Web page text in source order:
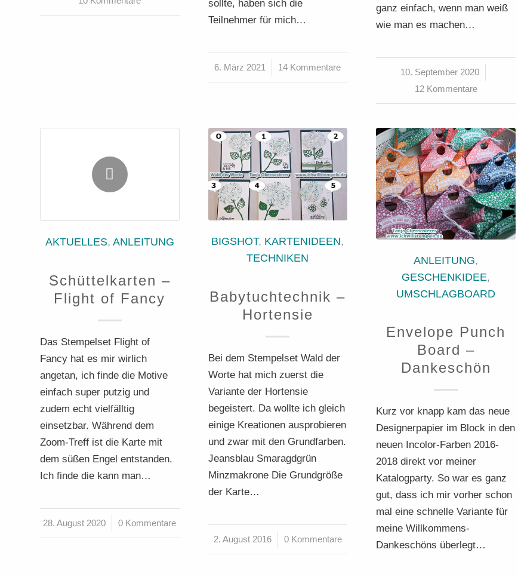
sollte, haben sich die
Teilnehmer für mich…
6. März 2021
/ 14 Kommentare
ganz einfach, wenn man weiß
wie man es machen…
10. September 2020
/
12 Kommentare
AKTUELLES, ANLEITUNG
Schüttelkarten –
Flight of Fancy
Das Stempelset Flight of
Fancy hat es mir wirlich
angetan, ich finde die Motive
einfach super putzig und
zudem echt vielfälltig
einsetzbar. Während dem
Zoom-Treff ist die Karte mit
dem süßen Engel entstanden.
Ich finde die kann man…
28. August 2020
/ 0 Kommentare
BIGSHOT, KARTENIDEEN,
TECHNIKEN
Babytuchtechnik –
Hortensie
Bei dem Stempelset Wald der
Worte hat mich zuerst die
Variante der Hortensie
begeistert. Da wollte ich gleich
einige Kreationen ausprobieren
und zwar mit den Grundfarben.
Jeansblau Smaragdgrün
Minzmakrone Die Grundgröße
der Karte…
2. August 2016
/ 0 Kommentare
ANLEITUNG,
GESCHENKIDEE,
UMSCHLAGBOARD
Envelope Punch
Board –
Dankeschön
Kurz vor knapp kam das neue
Designerpapier im Block in den
neuen Incolor-Farben 2016-
2018 direkt vor meiner
Katalogparty. So war es ganz
gut, dass ich mir vorher schon
mal eine schnelle Variante für
meine Willkommens-
Dankeschöns überlegt…